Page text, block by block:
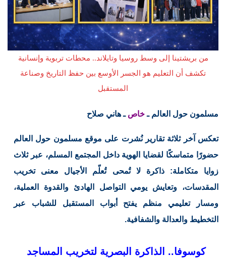
من بريشتينا إلى وسط روسيا وتايلاند.. محطات تربوية وإنسانية
تكشف أن التعليم هو الجسر الأوسع بين حفظ التاريخ وصناعة
المستقبل
مسلمون حول العالم ـخاص ـ هاني صلاح
تعكس آخر ثلاثة تقارير نُشرت على موقع مسلمون حول العالم
حضورًا متماسكًا لقضايا الهوية داخل المجتمع المسلم، عبر ثلاث
زوايا متكاملة: ذاكرة لا تُمحى تُعلّم الأجيال معنى تخريب
المقدسات، وتعايش يومي التواصل الهادئ والقدوة العملية،
ومسار تعليمي منظم يفتح أبواب المستقبل للشباب عبر
التخطيط والعدالة والشفافية.
كوسوفا.. الذاكرة البصرية لتخريب المساجد